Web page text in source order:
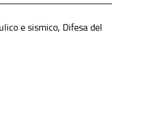
e sismico, Difesa del